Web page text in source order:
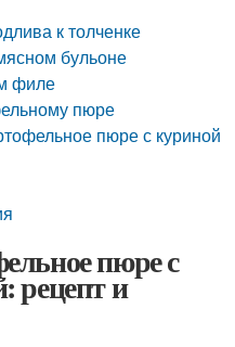
к толченке
бульоне
филе
пюре
пюре с куриной
пюре с
рецепт и